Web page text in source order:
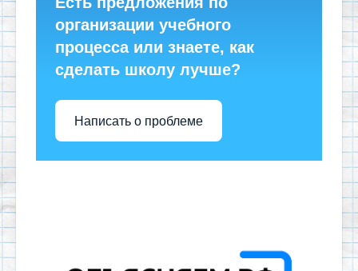
организации учебного
процесса или знаете, как
сделать школу лучше?
Написать о проблеме